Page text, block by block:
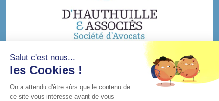
Salut c'est nous...
les Cookies !
On a attendu d'être sûrs que le contenu de
ce site vous intéresse avant de vous